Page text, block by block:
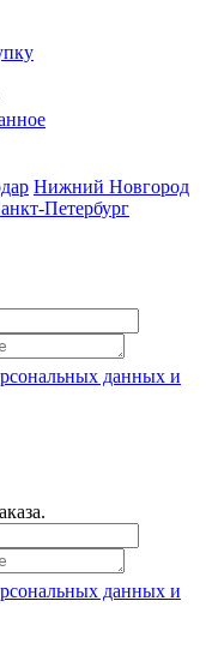
Нижний Новгород
Петербург
данных и
данных и